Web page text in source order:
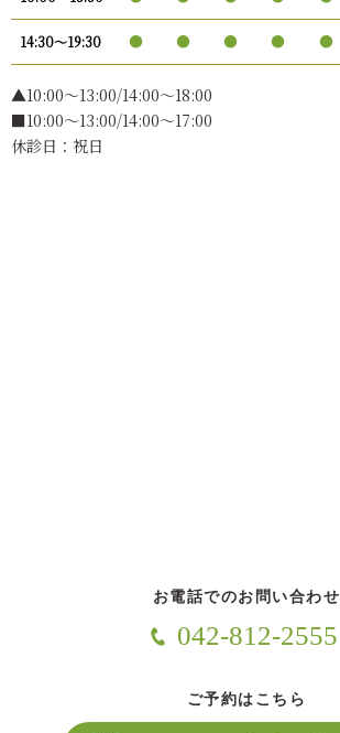
14:30〜19:30 ● ● ● ● ●
▲10:00〜13:00/14:00～18:00
■10:00～13:00/14:00～17:00
休診日：祝日
お電話でのお問い合わせ
042-812-2555
ご予約はこちら